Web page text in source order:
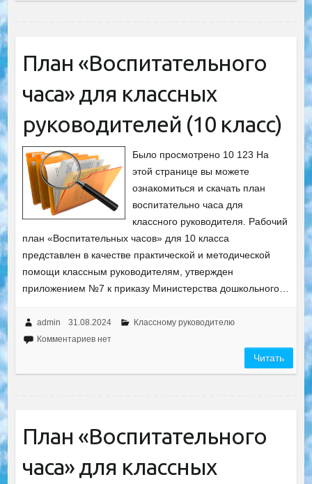
План «Воспитательного
часа» для классных
руководителей (10 класс)
Было просмотрено 10 123 На
этой странице вы можете
ознакомиться и скачать план
воспитательно часа для
классного руководителя. Рабочий
план «Воспитательных часов» для 10 класса
представлен в качестве практической и методической
помощи классным руководителям, утвержден
приложением №7 к приказу Министерства дошкольного…
admin 31.08.2024
Классному руководителю
Комментариев нет
Читать
План «Воспитательного
часа» для классных